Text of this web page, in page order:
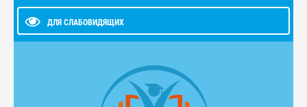
ДЛЯ СЛАБОВИДЯЩИХ